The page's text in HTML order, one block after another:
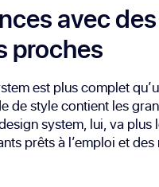
avec des
proches
est plus complet
de style contient les
system, lui, va plus
prêts à l’emploi et des